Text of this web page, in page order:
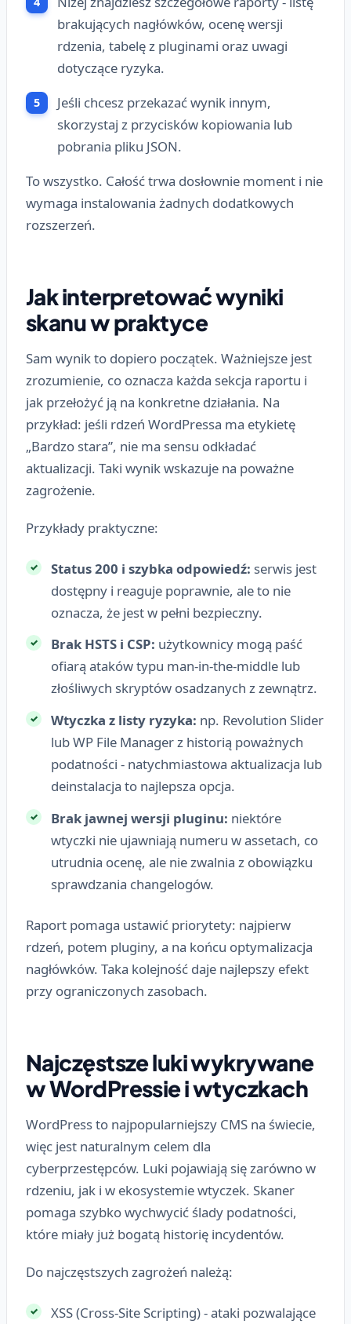
brakujących nagłówków, ocenę wersji
rdzenia, tabelę z pluginami oraz uwagi
dotyczące ryzyka.
Jeśli chcesz przekazać wynik innym,
skorzystaj z przycisków kopiowania lub
pobrania pliku JSON.
To wszystko. Całość trwa dosłownie moment i nie
wymaga instalowania żadnych dodatkowych
rozszerzeń.
Jak interpretować wyniki
skanu w praktyce
Sam wynik to dopiero początek. Ważniejsze jest
zrozumienie, co oznacza każda sekcja raportu i
jak przełożyć ją na konkretne działania. Na
przykład: jeśli rdzeń WordPressa ma etykietę
„Bardzo stara”, nie ma sensu odkładać
aktualizacji. Taki wynik wskazuje na poważne
zagrożenie.
Przykłady praktyczne:
Status 200 i szybka odpowiedź: serwis jest
dostępny i reaguje poprawnie, ale to nie
oznacza, że jest w pełni bezpieczny.
Brak HSTS i CSP: użytkownicy mogą paść
ofiarą ataków typu man-in-the-middle lub
złośliwych skryptów osadzanych z zewnątrz.
Wtyczka z listy ryzyka: np. Revolution Slider
lub WP File Manager z historią poważnych
podatności - natychmiastowa aktualizacja lub
deinstalacja to najlepsza opcja.
Brak jawnej wersji pluginu: niektóre
wtyczki nie ujawniają numeru w assetach, co
utrudnia ocenę, ale nie zwalnia z obowiązku
sprawdzania changelogów.
Raport pomaga ustawić priorytety: najpierw
rdzeń, potem pluginy, a na końcu optymalizacja
nagłówków. Taka kolejność daje najlepszy efekt
przy ograniczonych zasobach.
Najczęstsze luki wykrywane
w WordPressie i wtyczkach
WordPress to najpopularniejszy CMS na świecie,
więc jest naturalnym celem dla
cyberprzestępców. Luki pojawiają się zarówno w
rdzeniu, jak i w ekosystemie wtyczek. Skaner
pomaga szybko wychwycić ślady podatności,
które miały już bogatą historię incydentów.
Do najczęstszych zagrożeń należą:
XSS (Cross-Site Scripting) - ataki pozwalające